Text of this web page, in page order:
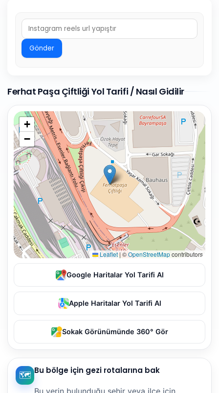
Gönder
Ferhat Paşa Çiftliği Yol Tarifi / Nasıl Gidilir
+
−
Leaflet|©OpenStreetMapcontributors
Google Haritalar Yol Tarifi Al
Apple Haritalar Yol Tarifi Al
Sokak Görünümünde 360° Gör
🗺️ Bu bölge için gezi rotalarına bak
Bu yerin bulunduğu şehir veya ilçe için